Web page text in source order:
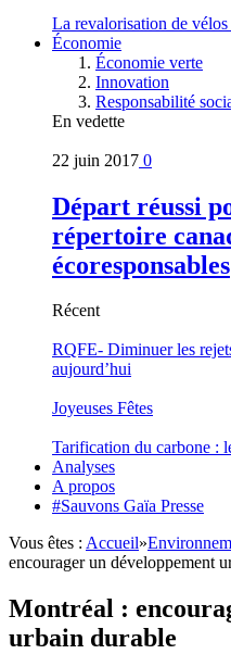
La revalorisation de
Économie
Économie verte
Innovation
Responsabilité
En vedette
22 juin 2017 0
Départ réussi
répertoire
écoresponsables
Récent
RQFE- Diminuer les
aujourd’hui
Joyeuses Fêtes
Tarification du carbone :
Analyses
A propos
#Sauvons Gaïa Presse
Vous êtes : Accueil»
encourager un développement
Montréal :
urbain durable